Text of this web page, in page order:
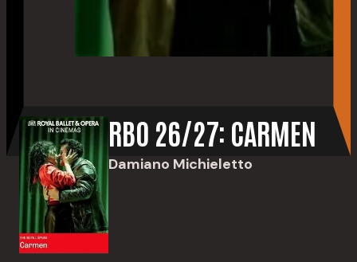
RBO 26/27: CARMEN
Damiano Michieletto